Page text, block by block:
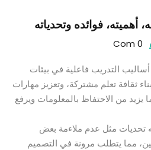
أهميته، فوائده وتحدياته
Com 0
التدريب فاعلية في بيئات
ثقافة تعلم مشتركة، وتعزيز مهارات
يزيد من الاحتفاظ بالمعلومات ويرفع
تحديات مثل عدم ملاءمة بعض
مما يتطلب مرونة في التصميم